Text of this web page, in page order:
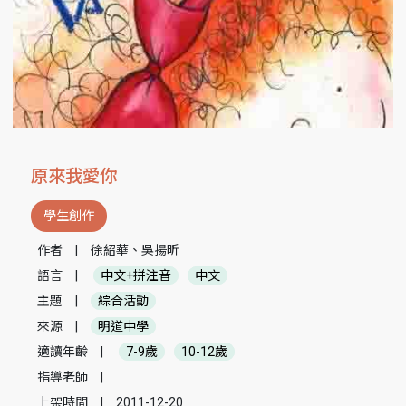
原來我愛你
學生創作
作者
徐紹華、吳揚昕
語言
中文+拼注音
中文
主題
綜合活動
來源
明道中學
適讀年齡
7-9歲
10-12歲
指導老師
上架時間
2011-12-20